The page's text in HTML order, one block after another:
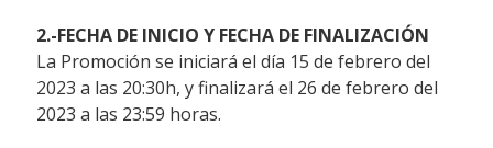
2.-FECHA DE INICIO Y FECHA DE FINALIZACIÓN
La Promoción se iniciará el día 15 de febrero del
2023 a las 20:30h, y finalizará el 26 de febrero del
2023 a las 23:59 horas.